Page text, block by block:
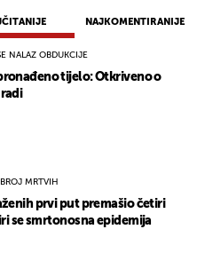
NAJKOMENTIRANIJE
NALAZ OBDUKCIJE
tijelo: Otkriveno o
radi
BROJ MRTVIH
prvi put premašio četiri
se smrtonosna epidemija
NOTIFIKACIJE